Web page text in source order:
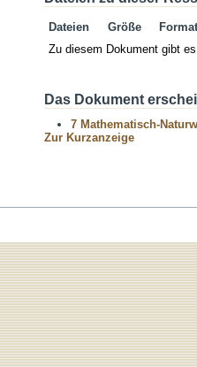
Dateien Größe
Format
Zu diesem Dokument gibt
Das Dokument
7 Mathematisch-
Zur Kurzanzeige